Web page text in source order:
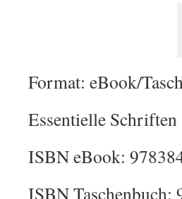
Format: eBook/
Essentielle Schriften
ISBN eBook:
ISBN Taschenbuch: